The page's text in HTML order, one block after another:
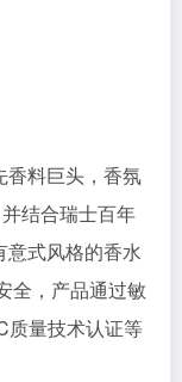
香料巨头，香氛
结合瑞士百年
式风格的香水
全，产品通过敏
质量技术认证等